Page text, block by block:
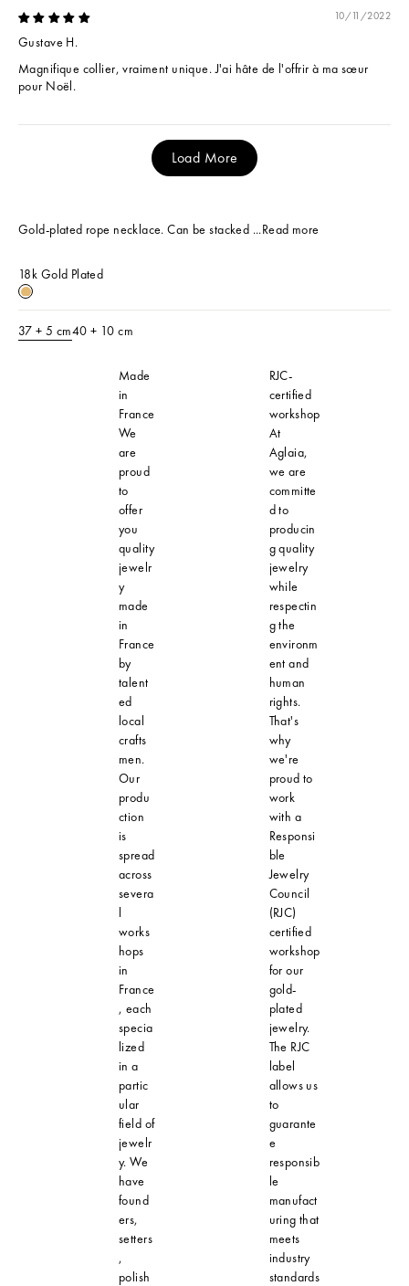
10/11/2022
Gustave H.
Magnifique collier, vraiment unique. J'ai hâte de l'offrir à ma sœur
pour Noël.
Load More
Gold-plated rope necklace. Can be stacked ...Read more
18k Gold Plated
18k Gold Plated
37 + 5 cm40 + 10 cm
Made
in
France
We
are
proud
to
offer
you
quality
jewelr
y
made
in
France
by
talent
ed
local
crafts
men.
Our
produ
ction
is
spread
across
severa
l
works
hops
in
France
, each
specia
lized
in a
partic
ular
field of
jewelr
y. We
have
found
ers,
setters
,
polish
RJC-
certified
workshop
At
Aglaia,
we are
committe
d to
producin
g quality
jewelry
while
respectin
g the
environm
ent and
human
rights.
That's
why
we're
proud to
work
with a
Responsi
ble
Jewelry
Council
(RJC)
certified
workshop
for our
gold-
plated
jewelry.
The RJC
label
allows us
to
guarante
e
responsib
le
manufact
uring that
meets
industry
standards